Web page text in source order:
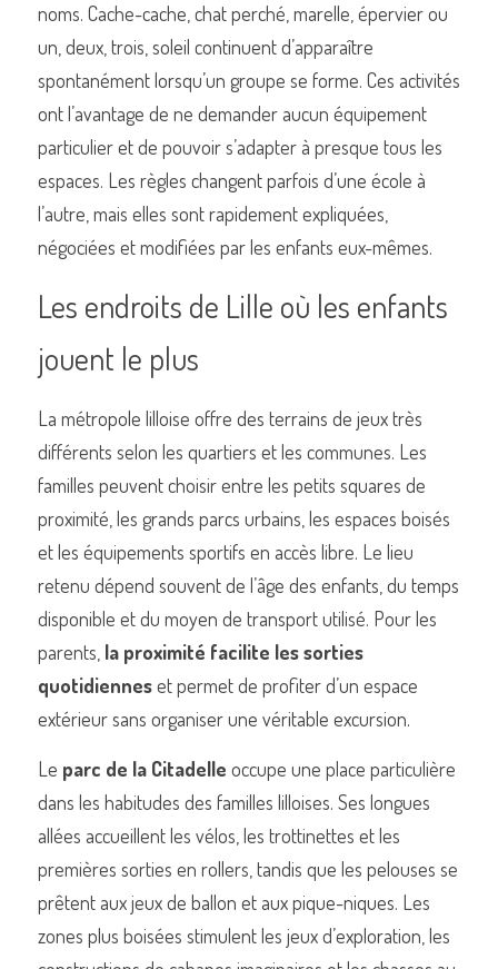
noms. Cache-cache, chat perché, marelle, épervier ou
un, deux, trois, soleil continuent d’apparaître
spontanément lorsqu’un groupe se forme. Ces activités
ont l’avantage de ne demander aucun équipement
particulier et de pouvoir s’adapter à presque tous les
espaces. Les règles changent parfois d’une école à
l’autre, mais elles sont rapidement expliquées,
négociées et modifiées par les enfants eux-mêmes.
Les endroits de Lille où les enfants
jouent le plus
La métropole lilloise offre des terrains de jeux très
différents selon les quartiers et les communes. Les
familles peuvent choisir entre les petits squares de
proximité, les grands parcs urbains, les espaces boisés
et les équipements sportifs en accès libre. Le lieu
retenu dépend souvent de l’âge des enfants, du temps
disponible et du moyen de transport utilisé. Pour les
parents, la proximité facilite les sorties
quotidiennes et permet de profiter d’un espace
extérieur sans organiser une véritable excursion.
Le parc de la Citadelle occupe une place particulière
dans les habitudes des familles lilloises. Ses longues
allées accueillent les vélos, les trottinettes et les
premières sorties en rollers, tandis que les pelouses se
prêtent aux jeux de ballon et aux pique-niques. Les
zones plus boisées stimulent les jeux d’exploration, les